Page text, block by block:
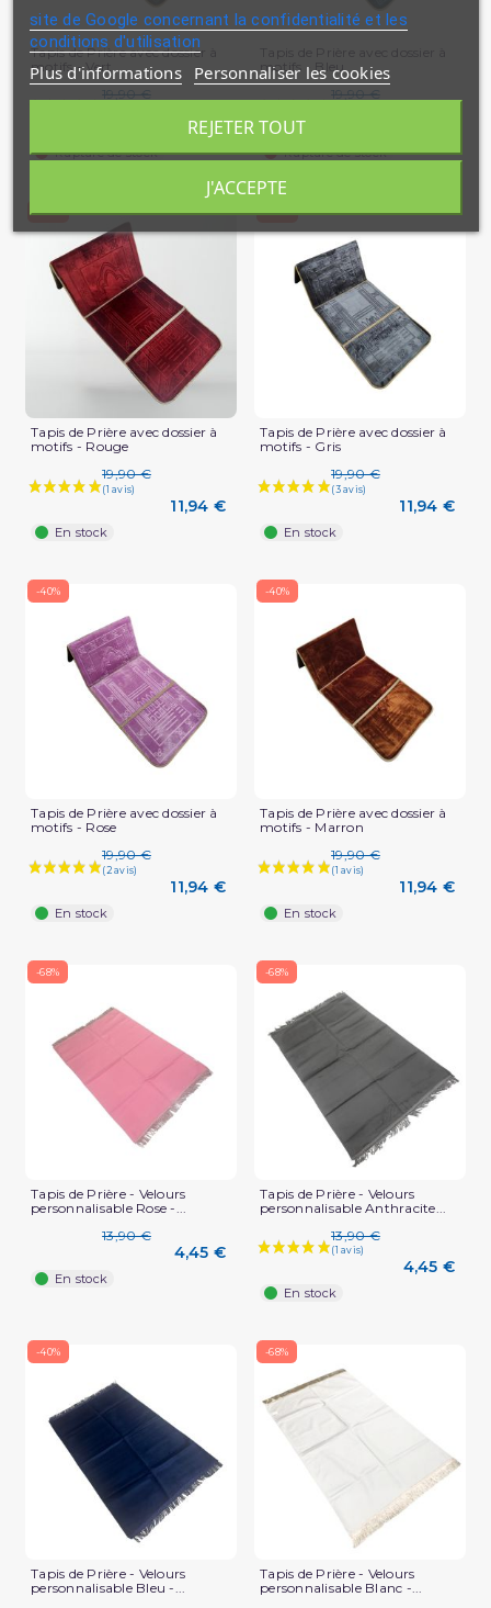
(5 avis)
Tapis de Prière avec dossier à
motifs - Vert
19,90 €
11,94 €
Rupture de stock
motifs - Bleu
19,90 €
Rupture de stock
-40%
Tapis de Prière avec dossier à
motifs - Rouge
19,90 €
11,94 €
En stock
-40%
Tapis de Prière avec dossier à
motifs - Gris
19,90 €
11,94 €
En stock
-40%
Tapis de Prière avec dossier à
motifs - Rose
19,90 €
11,94 €
En stock
-40%
Tapis de Prière avec dossier à
motifs - Marron
19,90 €
11,94 €
En stock
-68%
Tapis de Prière - Velours
personnalisable Rose -...
13,90 €
4,45 €
En stock
-68%
Tapis de Prière - Velours
personnalisable Anthracite...
13,90 €
4,45 €
En stock
-40%
Tapis de Prière - Velours
personnalisable Bleu -...
-68%
Tapis de Prière - Velours
personnalisable Blanc -...
site de Google concernant la confidentialité et les
conditions d'utilisation
Plus d'informations Personnaliser les cookies
REJETER TOUT
J'ACCEPTE